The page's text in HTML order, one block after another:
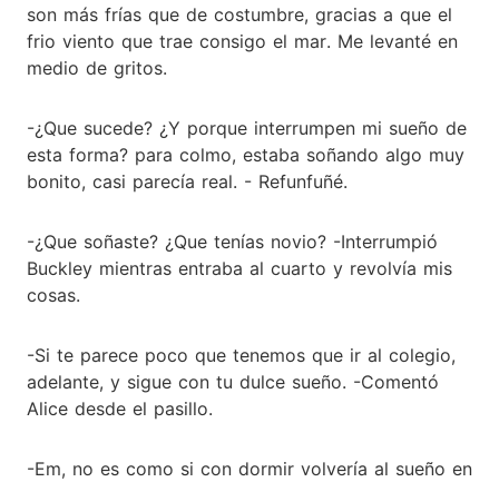
son más frías que de costumbre, gracias a que el
frio viento que trae consigo el mar. Me levanté en
medio de gritos.
-¿Que sucede? ¿Y porque interrumpen mi sueño de
esta forma? para colmo, estaba soñando algo muy
bonito, casi parecía real. - Refunfuñé.
-¿Que soñaste? ¿Que tenías novio? -Interrumpió
Buckley mientras entraba al cuarto y revolvía mis
cosas.
-Si te parece poco que tenemos que ir al colegio,
adelante, y sigue con tu dulce sueño. -Comentó
Alice desde el pasillo.
-Em, no es como si con dormir volvería al sueño en